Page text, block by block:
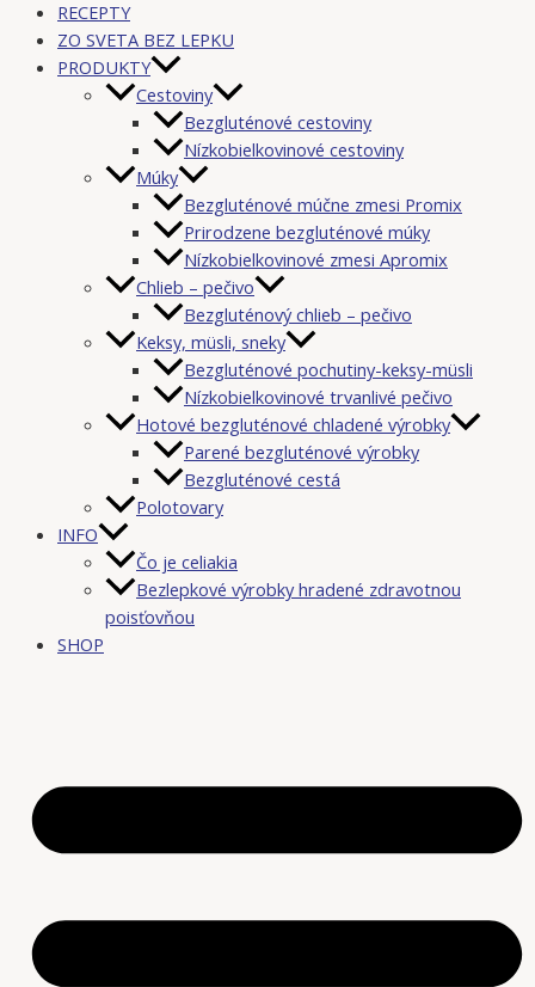
RECEPTY
ZO SVETA BEZ LEPKU
PRODUKTY
Cestoviny
Bezgluténové cestoviny
Nízkobielkovinové cestoviny
Múky
Bezgluténové múčne zmesi Promix
Prirodzene bezgluténové múky
Nízkobielkovinové zmesi Apromix
Chlieb – pečivo
Bezgluténový chlieb – pečivo
Keksy, müsli, sneky
Bezgluténové pochutiny-keksy-müsli
Nízkobielkovinové trvanlivé pečivo
Hotové bezgluténové chladené výrobky
Parené bezgluténové výrobky
Bezgluténové cestá
Polotovary
INFO
Čo je celiakia
Bezlepkové výrobky hradené zdravotnou
poisťovňou
SHOP